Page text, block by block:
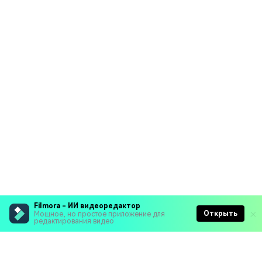
Filmora - ИИ видеоредактор
Мощное, но простое приложение для
редактирования видео
Открыть